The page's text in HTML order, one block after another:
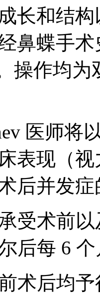
长和结
鼻蝶手
操作均
医师将
表现（
后并发
受术前
后每 6
术后均